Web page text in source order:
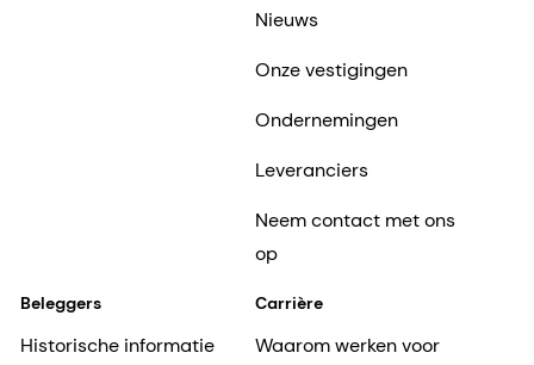
Nieuws
Onze vestigingen
Ondernemingen
Leveranciers
Neem contact met ons
op
Beleggers
Historische informatie
Carrière
Waarom werken voor